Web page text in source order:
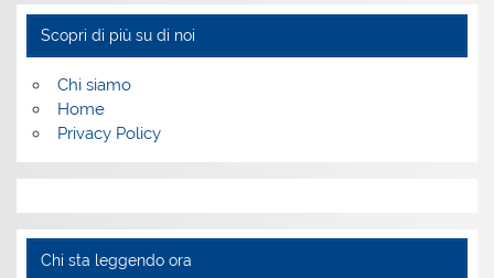
Scopri di più su di noi
Chi siamo
Home
Privacy Policy
Chi sta leggendo ora